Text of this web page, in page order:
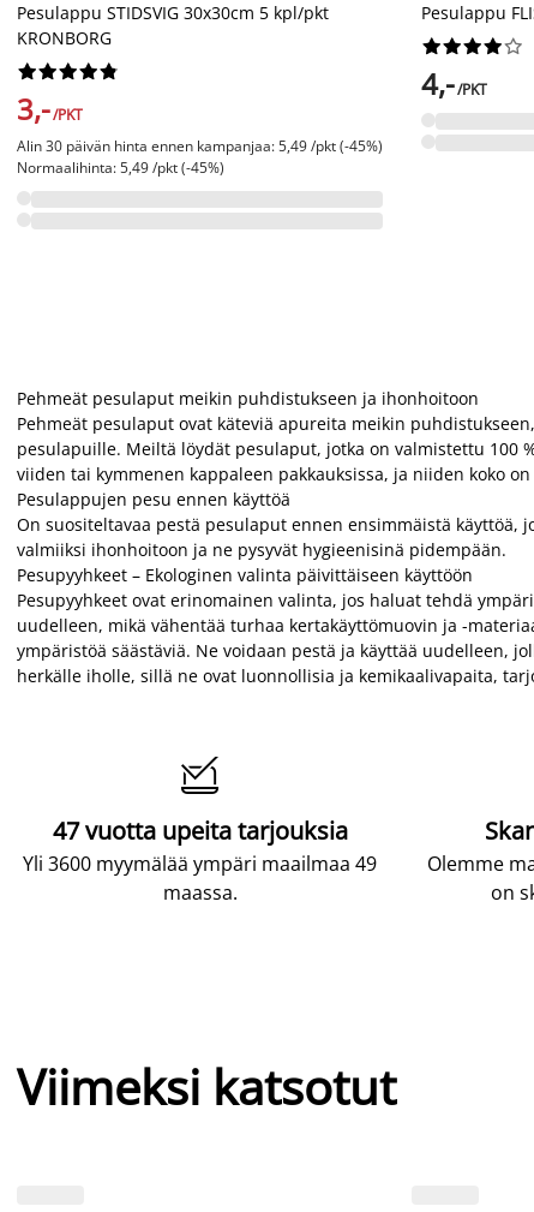
Pesulappu STIDSVIG 30x30cm 5 kpl/pkt
KRONBORG






3,-/PKT
Alin 30 päivän hinta ennen kampanjaa: 5,49 /pkt (-45%)
Normaalihinta: 5,49 /pkt (-45%)
Pesulappu






4,-/PKT
Pehmeät pesulaput meikin puhdistukseen ja ihonhoitoon
Pehmeät pesulaput ovat käteviä apureita meikin
pesulapuille. Meiltä löydät pesulaput, jotka on valmistettu 100
viiden tai kymmenen kappaleen pakkauksissa, ja niiden koko
Pesulappujen pesu ennen käyttöä
On suositeltavaa pestä pesulaput ennen ensimmäistä käyttöä,
valmiiksi ihonhoitoon ja ne pysyvät hygieenisinä pidempään.
Pesupyyhkeet – Ekologinen valinta päivittäiseen käyttöön
Pesupyyhkeet ovat erinomainen valinta, jos haluat tehdä
uudelleen, mikä vähentää turhaa kertakäyttömuovin ja -
ympäristöä säästäviä. Ne voidaan pestä ja käyttää uudelleen,
herkälle iholle, sillä ne ovat luonnollisia ja kemikaalivapaita,

47 vuotta upeita tarjouksia
Yli 3600 myymälää ympäri maailmaa 49
maassa.
Olemme
on
Viimeksi katsotut